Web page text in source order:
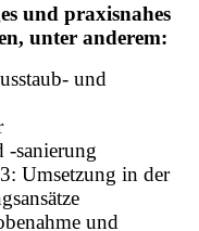
und praxisnahes
unter anderem:
und
-sanierung
Umsetzung in der
und